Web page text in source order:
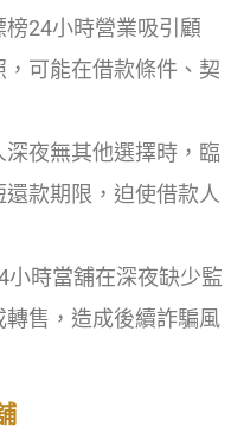
榜24小時營業吸引顧
可能在借款條件、契
深夜無其他選擇時，臨
款期限，迫使借款人
小時當舖在深夜缺少監
售，造成後續詐騙風